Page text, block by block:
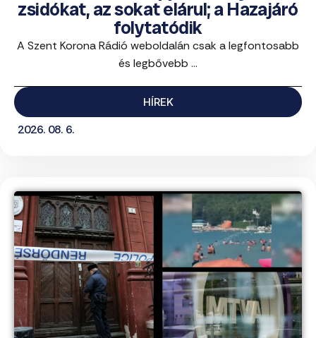
zsidókat, az sokat elárul; a Hazajáró
folytatódik
A Szent Korona Rádió weboldalán csak a legfontosabb
és legbővebb ...
HÍREK
2026. 08. 6.